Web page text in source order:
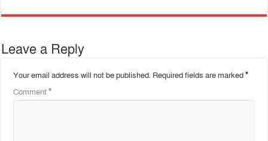
Leave a Reply
Your email address will not be published. Required fields are marked*
Comment*